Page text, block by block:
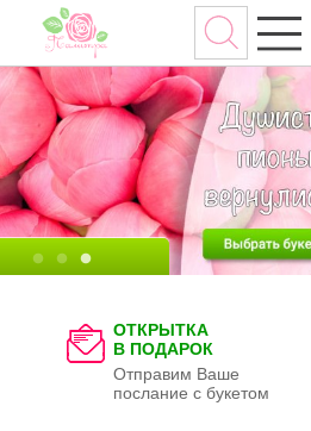
ОТКРЫТКА
В ПОДАРОК
Отправим Ваше
послание с букетом